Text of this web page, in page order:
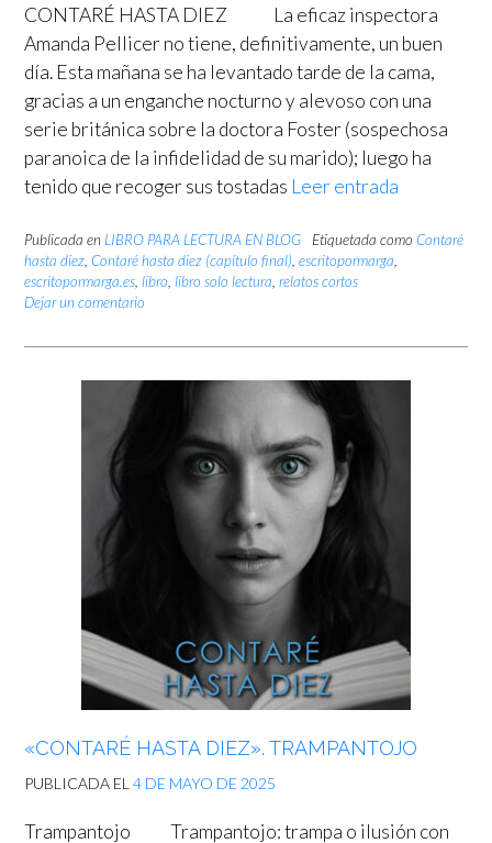
CONTARÉ HASTA DIEZ La eficaz inspectora
Amanda Pellicer no tiene, definitivamente, un buen
día. Esta mañana se ha levantado tarde de la cama,
gracias a un enganche nocturno y alevoso con una
serie británica sobre la doctora Foster (sospechosa
paranoica de la infidelidad de su marido); luego ha
tenido que recoger sus tostadas Leer entrada
Publicada en LIBRO PARA LECTURA EN BLOG Etiquetada como Contaré
hasta diez Contaré hasta diez (capítulo final) escritopormarga
escritopormarga.es libro libro solo lectura relatos cortos
Dejar un comentario
«CONTARÉ HASTA DIEZ». TRAMPANTOJO
PUBLICADA EL 4 DE MAYO DE 2025
Trampantojo Trampantojo: trampa o ilusión con